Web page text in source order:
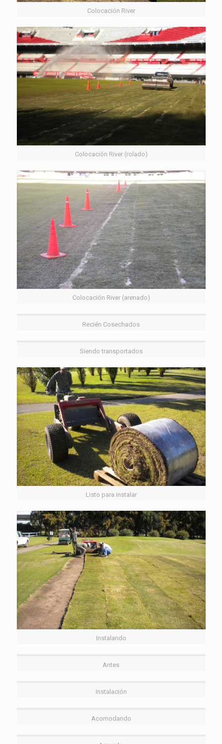
Colocación River
Colocación River (rolado)
Colocación River (arenado)
Recién Cosechados
Siendo transportados
Listo para instalar
Instalando
Antes
Instalación
Acomodando